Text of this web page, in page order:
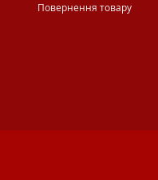
Повернення товару